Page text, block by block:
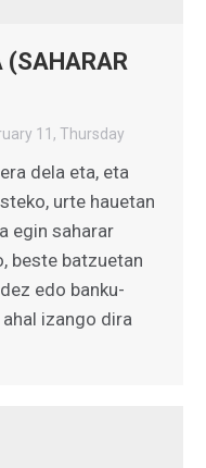
(SAHARAR
11, Thursday
dela eta, eta
urte hauetan
egin saharar
beste batzuetan
edo banku-
izango dira